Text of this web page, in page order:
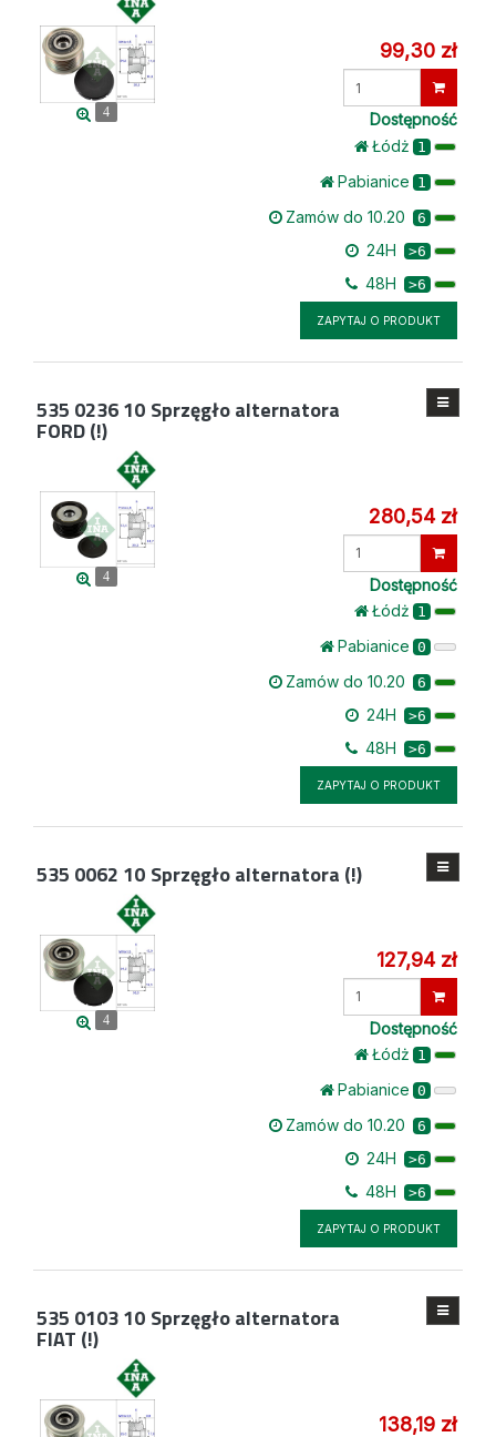
4
99,30 zł
Dostępność
Łódż 1
Pabianice 1
Zamów do 10.20 6
24H >6
48H >6
ZAPYTAJ O PRODUKT
535 0236 10 Sprzęgło alternatora
FORD (!)
4
280,54 zł
Wprowadź
Dostępność
Łódż 1
Pabianice 0
Zamów do 10.20 6
24H >6
48H >6
ZAPYTAJ O PRODUKT
535 0062 10 Sprzęgło alternatora (!)
4
127,94 zł
Wprowadź
Dostępność
Łódż 1
Pabianice 0
Zamów do 10.20 6
24H >6
48H >6
ZAPYTAJ O PRODUKT
535 0103 10 Sprzęgło alternatora
FIAT (!)
138,19 zł